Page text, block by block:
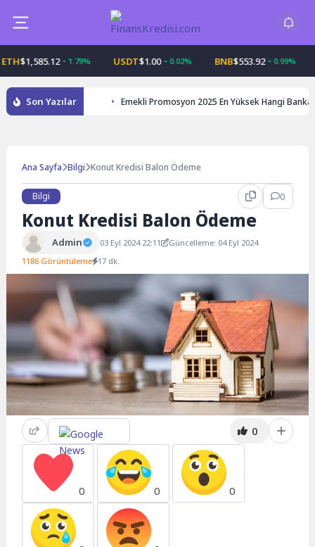
1.79% USDT$1.00 0.02% BNB $553.92 0.99%
Son Yazılar Emekli Promosyon 2025 En Yüksek Hangi Banka
Ana Sayfa Bilgi Konut Kredisi Balon Ödeme
Bilgi 0
Konut Kredisi Balon Ödeme
Admin 03 Eyl 2024 22:11
Güncelleme: 04 Eyl 2024
1186 Görüntüleme 17 dk.
0
0 0 0